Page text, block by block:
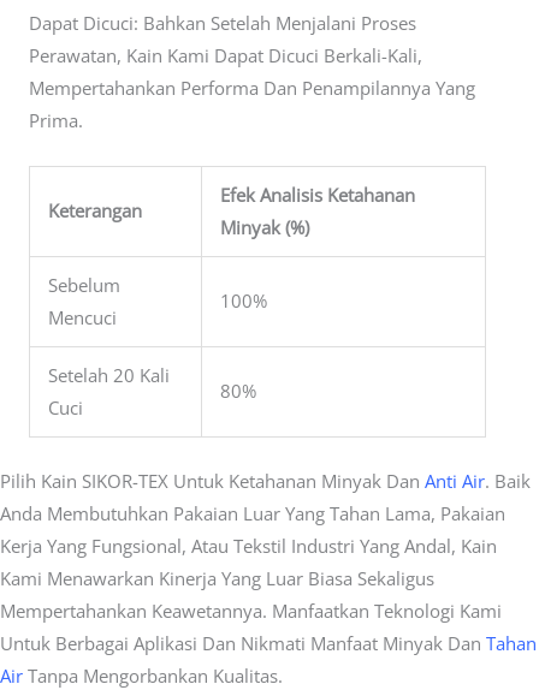
Dapat Dicuci: Bahkan Setelah Menjalani Proses
Perawatan, Kain Kami Dapat Dicuci Berkali-Kali,
Mempertahankan Performa Dan Penampilannya Yang
Prima.
Keterangan
Efek Analisis Ketahanan
Minyak (%)
Sebelum
Mencuci
100%
Setelah 20 Kali
Cuci
80%
Pilih Kain SIKOR-TEX Untuk Ketahanan Minyak Dan Anti Air. Baik
Anda Membutuhkan Pakaian Luar Yang Tahan Lama, Pakaian
Kerja Yang Fungsional, Atau Tekstil Industri Yang Andal, Kain
Kami Menawarkan Kinerja Yang Luar Biasa Sekaligus
Mempertahankan Keawetannya. Manfaatkan Teknologi Kami
Untuk Berbagai Aplikasi Dan Nikmati Manfaat Minyak Dan Tahan
Air Tanpa Mengorbankan Kualitas.